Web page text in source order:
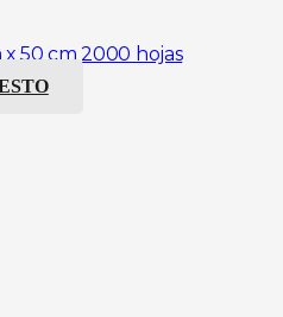
x 50 cm 2000 hojas